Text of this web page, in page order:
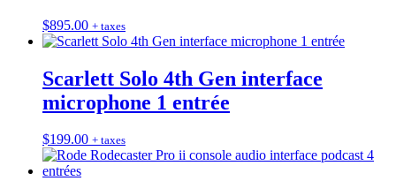
$895.00 + taxes
Scarlett Solo 4th Gen interface
microphone 1 entrée
$199.00 + taxes